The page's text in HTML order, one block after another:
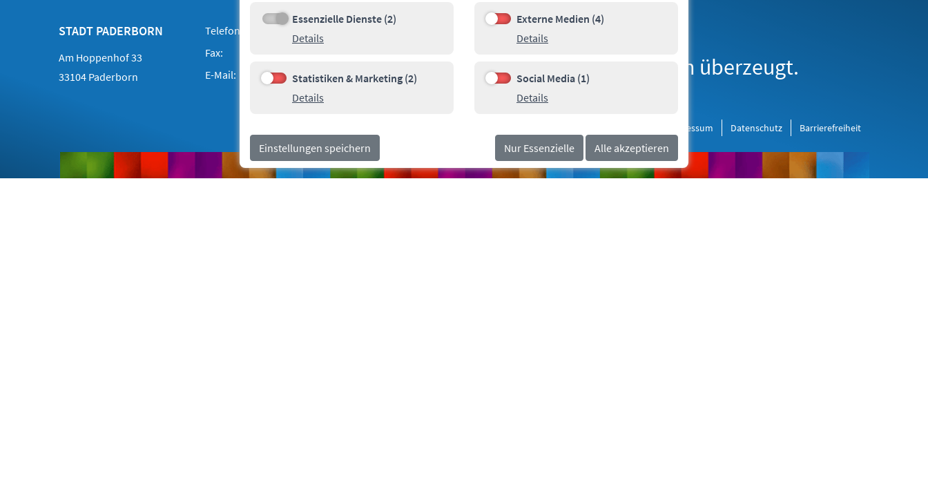
Footer
Kontakt
STADT PADERBORN
Am Hoppenhof 33
33104 Paderborn
Telefon:
05251 88-0
Fax:
E-Mail:
info@paderborn.de Paderborn überzeugt.
Impressum Datenschutz Barrierefreiheit
Essenzielle Dienste (2)
Essenzielle Dienste (2)
Details
Externe Medien (4)
Externe Medien (4)
Details
Statistiken & Marketing (2)
Statistiken & Marketing (2)
Details
Social Media (1)
Social Media (1)
Details
Einstellungen speichern Nur Essenzielle Alle akzeptieren